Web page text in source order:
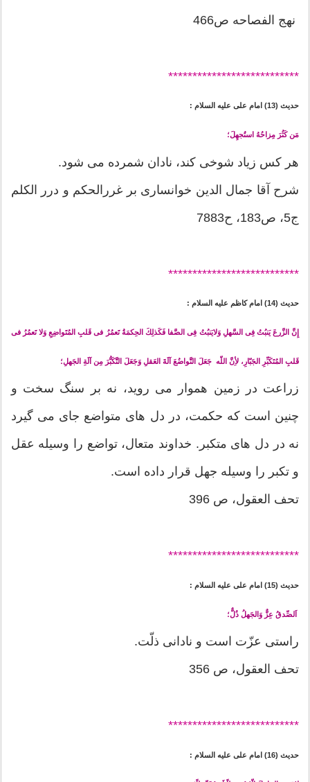
نهج الفصاحه ص466
********************
*******
حدیث (13) امام على عليه السلام :
مَن كَثُرَ مِزاحُهُ استُجهِلَ؛
هر كس زياد شوخى كند، نادان شمرده مى شود.
شرح آقا جمال الدین خوانساری بر غررالحکم و درر الکلم
ج5، ص183، ح7883
********************
*******
حدیث (14) امام كاظم عليه ‏السلام :
إِنَّ الزَّرعَ يَنبُتُ فِى السَّهلِ وَلايَنبُتُ فِى الصَّفا فَكَذلِكَ الحِكمَةُ تَعمُرُ فى قَلبِ المُتَواضِعِ وَلا تَعمُرُ فى
قَلبِ المُتَكَبِّرِ الجَبّارِ، لأِنَّ اللّه جَعَلَ التَّواضُعَ آلَةَ العَقلِ وَجَعَلَ التَّكَبُّرَ مِن آلَةِ الجَهلِ؛
زراعت در زمين هموار مى رويد، نه بر سنگ سخت و
چنين است كه حكمت، در دل هاى متواضع جاى مى گيرد
نه در دل هاى متكبر. خداوند متعال، تواضع را وسيله عقل
و تكبر را وسيله جهل قرار داده است.
تحف العقول، ص 396
********************
*******
حدیث (15) امام على عليه السلام :
اَلصِّدقُ عِزٌّ وَالجَهلُ ذُلٌّ؛
راستى عزّت است و نادانى ذلّت.
تحف العقول، ص 356
********************
*******
حدیث (16) امام على عليه السلام :